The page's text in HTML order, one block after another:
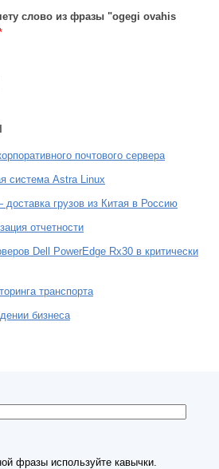
слово из фразы "ogegi ovahis
почтового сервера
система Astra Linux
грузов из Китая в Россию
отчетности
Dell PowerEdge Rx30 в критически
транспорта
бизнеса
фразы используйте кавычки.